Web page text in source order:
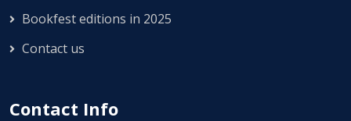
Bookfest editions in 2025
Contact us
Contact Info